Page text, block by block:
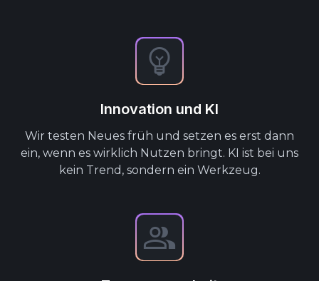
Innovation und KI
Wir testen Neues früh und setzen es erst dann
ein, wenn es wirklich Nutzen bringt. KI ist bei uns
kein Trend, sondern ein Werkzeug.